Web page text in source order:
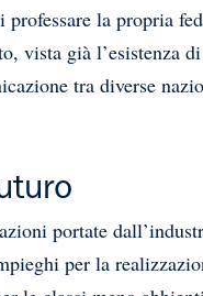
la propria
vista già l’esistenza
tra diverse
portate
per la